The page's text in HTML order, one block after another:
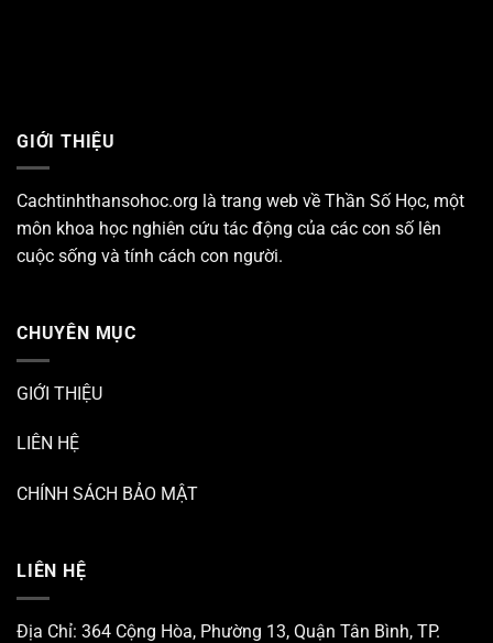
GIỚI THIỆU
Cachtinhthansohoc.org là trang web về Thần Số Học, một
môn khoa học nghiên cứu tác động của các con số lên
cuộc sống và tính cách con người.
CHUYÊN MỤC
GIỚI THIỆU
LIÊN HỆ
CHÍNH SÁCH BẢO MẬT
LIÊN HỆ
Địa Chỉ: 364 Cộng Hòa, Phường 13, Quận Tân Bình, TP.